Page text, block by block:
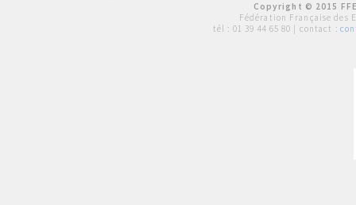
Copyright © 2015
Fédération Française des
tél : 01 39 44 65 80 | contact :